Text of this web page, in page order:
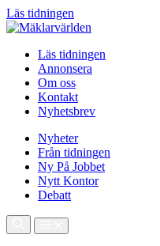
Läs tidningen
Läs tidningen
Annonsera
Om oss
Kontakt
Nyhetsbrev
Nyheter
Från tidningen
Ny På Jobbet
Nytt Kontor
Debatt